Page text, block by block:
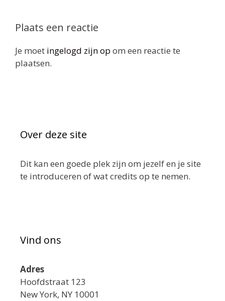
Plaats een reactie
Je moet ingelogd zijn op om een reactie te
plaatsen.
Over deze site
Dit kan een goede plek zijn om jezelf en je site
te introduceren of wat credits op te nemen.
Vind ons
Adres
Hoofdstraat 123
New York, NY 10001